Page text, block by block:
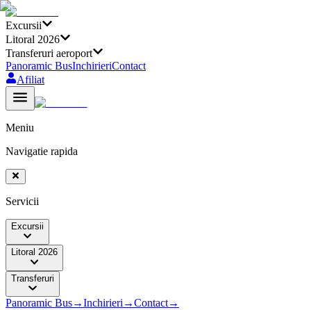
Excursii
Litoral 2026
Transferuri aeroport
Panoramic BusInchirieriContact
Afiliat
Meniu
Navigatie rapida
Servicii
Excursii
Litoral 2026
Transferuri
Panoramic Bus→Inchirieri →Contact→